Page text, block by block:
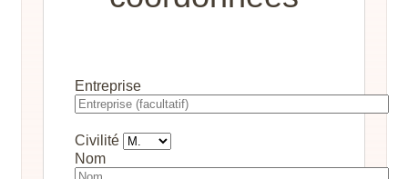
Entreprise
Civilité
Nom